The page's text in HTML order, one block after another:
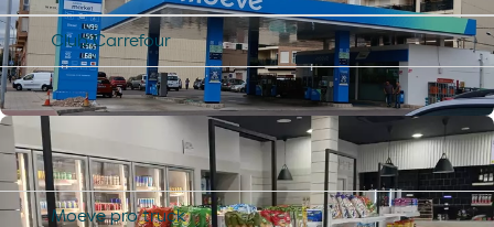
Club Carrefour
Meios de pagamento
Pague de forma fácil e utilize os seus
cartões de desconto e aplicações,
estamos actualizados com a
tecnologia digital.
Moeve pro truck